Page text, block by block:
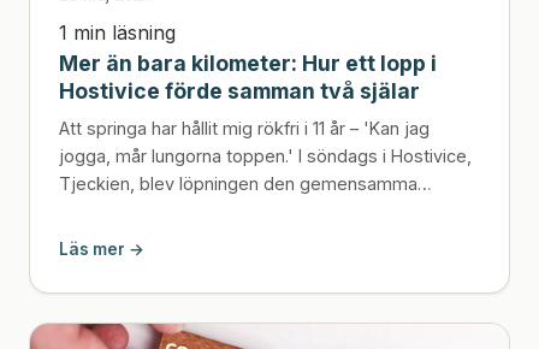
1 min läsning
Mer än bara kilometer: Hur ett lopp i
Hostivice förde samman två själar
Att springa har hållit mig rökfri i 11 år – 'Kan jag
jogga, mår lungorna toppen.' I söndags i Hostivice,
Tjeckien, blev löpningen den gemensamma
Läs mer →